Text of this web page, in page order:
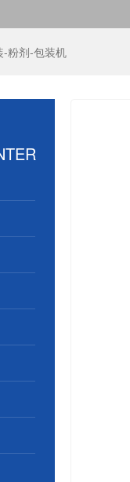
-粉剂-包装机